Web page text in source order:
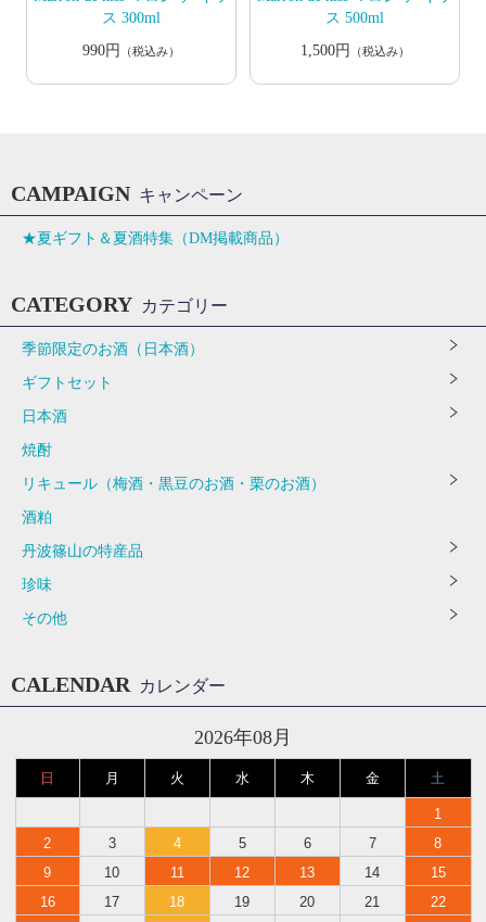
ス 300ml
990円
（税込み）
ス 500ml
1,500円
（税込み）
CAMPAIGN キャンペーン
★夏ギフト＆夏酒特集（DM掲載商品）
CATEGORY カテゴリー
季節限定のお酒（日本酒）
ギフトセット
日本酒
焼酎
リキュール（梅酒・黒豆のお酒・栗のお酒）
酒粕
丹波篠山の特産品
珍味
その他
CALENDAR カレンダー
2026年08月
日 月 火 水 木 金 土
1
2
3 4 5 6 7
8
9
10 11 12 13 14
15
16
17 18 19 20 21
22